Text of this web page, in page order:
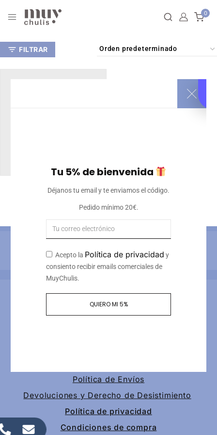
0
FILTRAR
Bandana elástica
Información de contacto
Calle tomas redondo 3, piso 4, puerta 2
Política de Envíos
Devoluciones y Derecho de Desistimiento
Política de privacidad
Condiciones de compra
Tu 5% de bienvenida
Déjanos tu email y te enviamos el código.
Pedido mínimo 20€.
Acepto la Política de privacidad y
consiento recibir emails comerciales de
MuyChulis.
QUIERO MI 5%